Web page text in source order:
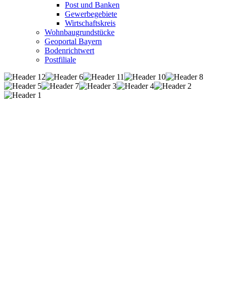
Post und Banken
Gewerbegebiete
Wirtschaftskreis
Wohnbaugrundstücke
Geoportal Bayern
Bodenrichtwert
Postfiliale